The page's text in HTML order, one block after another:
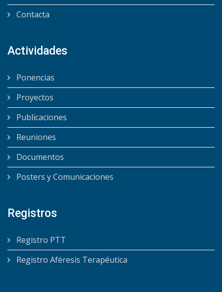
Contacta
Actividades
Ponencias
Proyectos
Publicaciones
Reuniones
Documentos
Posters y Comunicaciones
Registros
Registro PTT
Registro Aféresis Terapéutica